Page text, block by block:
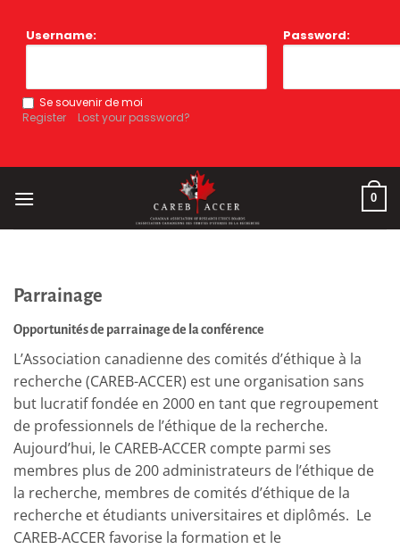
Username: Password:
Se souvenir de moi
Register
Lost your password?
0
Parrainage
Opportunités de parrainage de la conférence
L’Association canadienne des comités d’éthique à la
recherche (CAREB-ACCER) est une organisation sans
but lucratif fondée en 2000 en tant que regroupement
de professionnels de l’éthique de la recherche.
Aujourd’hui, le CAREB-ACCER compte parmi ses
membres plus de 200 administrateurs de l’éthique de
la recherche, membres de comités d’éthique de la
recherche et étudiants universitaires et diplômés. Le
CAREB-ACCER favorise la formation et le